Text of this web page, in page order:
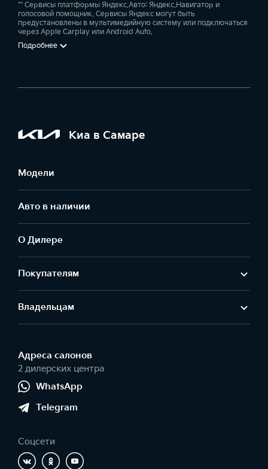
** Сервисы платформы Яндекс.Авто: Яндекс.Навигатор и
голосовой помощник. Сервисы Яндекс могут быть
предустановлены в мультимедийную систему или подключаться
через Apple Carplay или Android Auto.
Подробнее
Киа в Самаре
Модели
Авто в наличии
О Дилере
Покупателям
Владельцам
Адреса салонов
2 дилерских центра
WhatsApp
Telegram
Соцсети